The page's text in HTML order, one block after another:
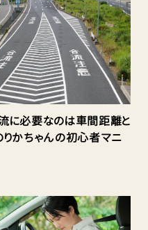
に必要なのは車間距離と
かちゃんの初心者マニ